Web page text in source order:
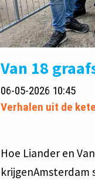
Van 18
06-05-2026 10:45
Verhalen uit de
Hoe Liander en
krijgenAmsterdam